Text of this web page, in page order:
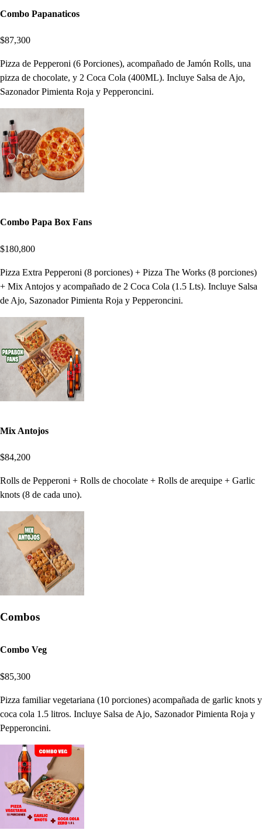
Combo Papanaticos
$87,300
Pizza de Pepperoni (6 Porciones), acompañado de Jamón Rolls, una
pizza de chocolate, y 2 Coca Cola (400ML). Incluye Salsa de Ajo,
Sazonador Pimienta Roja y Pepperoncini.
Combo Papa Box Fans
$180,800
Pizza Extra Pepperoni (8 porciones) + Pizza The Works (8 porciones)
+ Mix Antojos y acompañado de 2 Coca Cola (1.5 Lts). Incluye Salsa
de Ajo, Sazonador Pimienta Roja y Pepperoncini.
Mix Antojos
$84,200
Rolls de Pepperoni + Rolls de chocolate + Rolls de arequipe + Garlic
knots (8 de cada uno).
Combos
Combo Veg
$85,300
Pizza familiar vegetariana (10 porciones) acompañada de garlic knots y
coca cola 1.5 litros. Incluye Salsa de Ajo, Sazonador Pimienta Roja y
Pepperoncini.